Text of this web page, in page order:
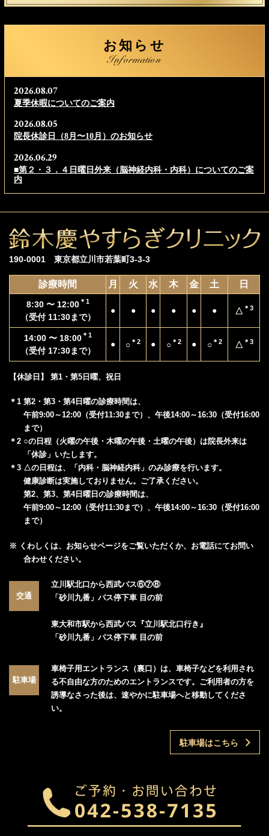
お知らせ
2026.08.07
夏季休暇についてのご案内
2026.08.05
院長休診日（8月〜10月）のお知らせ
2026.06.29
■第２・３．４日曜日外来（脳神経内科・内科）についてのご案
内
190-0001 東京都立川市若葉町3-3-3
診療時間 月 火 水 木 金 土 日
8:30 〜 12:00 ＊1
（受付 11:30まで）
● ● ● ● ● ● △ ＊3
14:00 〜 18:00 ＊1
（受付 17:30まで）
● ○ ＊2 ● ○ ＊2 ● ○ ＊2 △ ＊3
【休診日】 第1・第5日曜、祝日
＊1 第2・第3・第4日曜の診療時間は、
午前9:00～12:00（受付11:30まで）、午後14:00～16:30（受付16:00
まで）
＊2 ○の日程（火曜の午後・木曜の午後・土曜の午後）は院長外来は
「休診」いたします。
＊3 △の日程は、「内科・脳神経内科」のみ診療を行います。
健康診断は実施しておりません。ご了承ください。
第2、第3、第4日曜日の診療時間は、
午前9:00～12:00（受付11:30まで）、午後14:00～16:30（受付16:00
まで）
※ くわしくは、お知らせページをご覧いただくか、お電話にてお問い
合わせください。
交通
立川駅北口から西武バス⑥⑦⑧
「砂川九番」バス停下車 目の前
東大和市駅から西武バス『立川駅北口行き』
「砂川九番」バス停下車 目の前
駐車場
車椅子用エントランス（裏口）は、車椅子などを利用され
る不自由な方のためのエントランスです。ご利用者の方を
誘導なさった後は、速やかに駐車場へと移動してくださ
い。
駐車場はこちら